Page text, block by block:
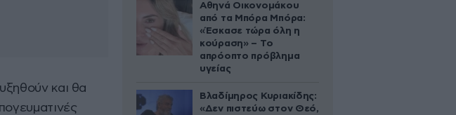
και θα
Αθηνά Οικονομάκου
από τα Μπόρα Μπόρα:
«Έσκασε τώρα όλη η
κούραση» – Το
απρόοπτο πρόβλημα
υγείας
Βλαδίμηρος Κυριακίδης:
«Δεν πιστεύω στον Θεό,